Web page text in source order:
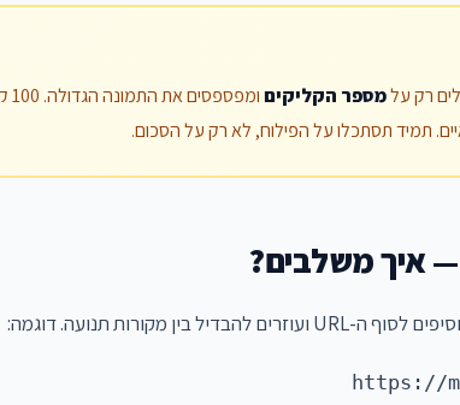
רק עלמספר הקליקים
https://